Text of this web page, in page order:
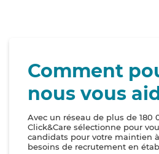
Comment
nous vous
Avec un réseau de plus de 180
Click&Care sélectionne pour
candidats pour votre maintien
besoins de recrutement en